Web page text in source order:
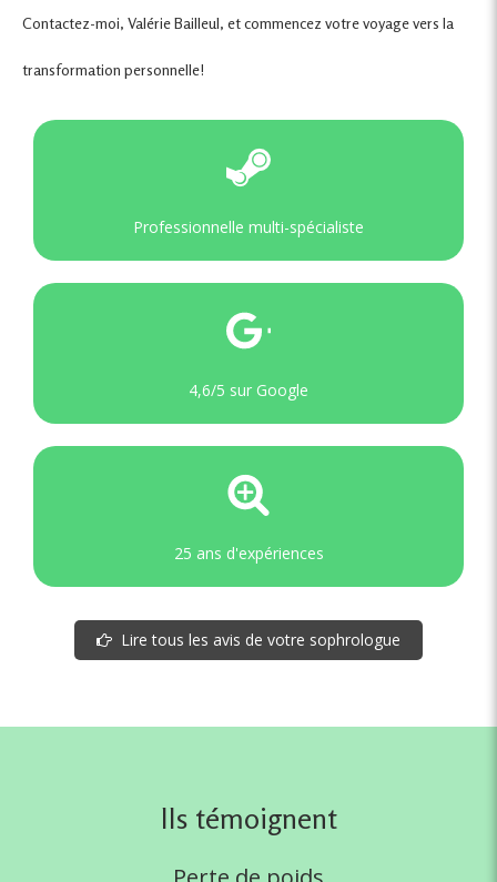
Contactez-moi, Valérie Bailleul, et commencez votre voyage vers la
transformation personnelle!
Professionnelle multi-spécialiste
4,6/5 sur Google
25 ans d'expériences
Lire tous les avis de votre sophrologue
Ils témoignent